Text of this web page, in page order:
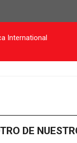
International
DE